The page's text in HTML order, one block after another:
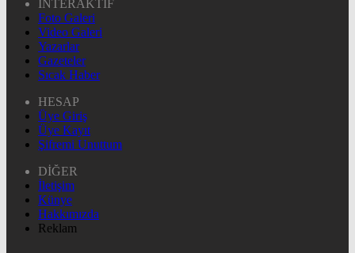
İNTERAKTİF
Foto Galeri
Video Galeri
Yazarlar
Gazeteler
Sıcak Haber
HESAP
Üye Giriş
Üye Kayıt
Şifremi Unuttum
DİĞER
İletişim
Künye
Hakkımızda
Reklam